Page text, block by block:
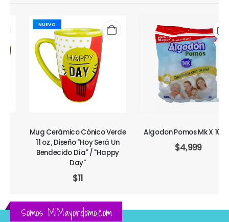
Mug Cerámico Cónico Verde
11 oz , Diseño "Hoy Será Un
Bendecido Día" / "Happy
Algodon Pomos Mk X 100 G
4,999
Somos MiMayordomo.com